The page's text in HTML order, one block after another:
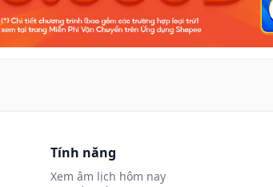
Tính năng
Xem âm lịch hôm nay